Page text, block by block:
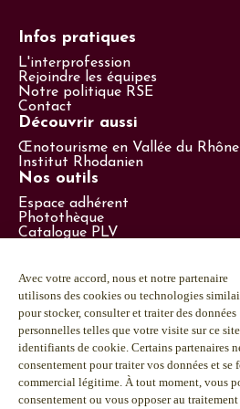
Infos pratiques
L'interprofession
Rejoindre les équipes
Notre politique RSE
Contact
Découvrir aussi
Œnotourisme en Vallée du Rhône
Institut Rhodanien
Nos outils
Espace adhérent
Photothèque
Catalogue PLV
LinkedIn
Facebook
Instagram